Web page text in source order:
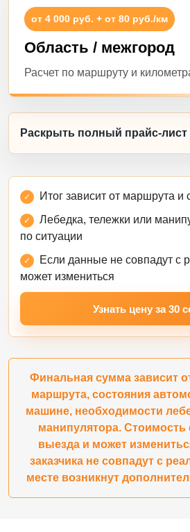
от 4 000 руб. + от 80 руб./км
Область / межгород
Расчет по маршруту и
Раскрыть полный прайс-лист
Итог зависит от маршрута и
Лебедка, тележки или
по ситуации
Если данные не совпадут с
может измениться
Узнать цену за 30
Финальная сумма зависит
маршрута, состояния
машине, необходимости
манипулятора. Стоимость
выезда и может
заказчика не совпадут с
месте возникнут